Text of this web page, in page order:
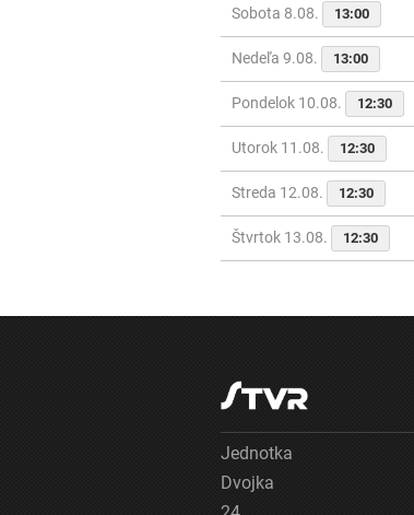
Sobota 8.08. 13:00
Nedeľa 9.08. 13:00
Pondelok 10.08. 12:30
Utorok 11.08. 12:30
Streda 12.08. 12:30
Štvrtok 13.08. 12:30
Jednotka
Dvojka